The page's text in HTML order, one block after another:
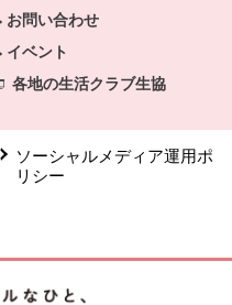
お問い合わせ
イベント
各地の生活クラブ生協
ソーシャルメディア運用ポ
リシー